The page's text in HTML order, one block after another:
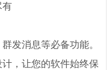
有
发消息等必备功能。
，让您的软件始终保